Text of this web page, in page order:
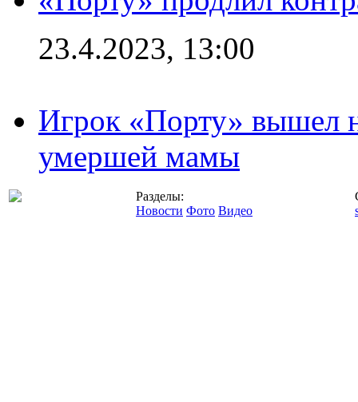
23.4.2023, 13:00
Игрок «Порту» вышел
умершей мамы
Разделы:
Новости Фото Видео